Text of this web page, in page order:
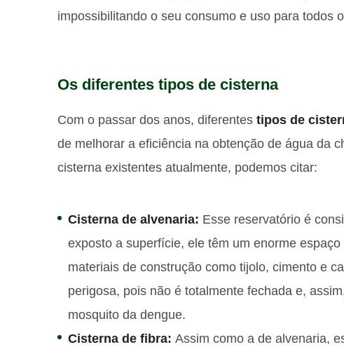
impossibilitando o seu consumo e uso para todos
Os diferentes tipos de cisterna
Com o passar dos anos, diferentes tipos de
de melhorar a eficiência na obtenção de água da
cisterna existentes atualmente, podemos citar:
Cisterna de alvenaria: Esse reservatório é
exposto a superfície, ele têm um enorme
materiais de construção como tijolo, cimento e
perigosa, pois não é totalmente fechada e,
mosquito da dengue.
Cisterna de fibra: Assim como a de alvenaria,